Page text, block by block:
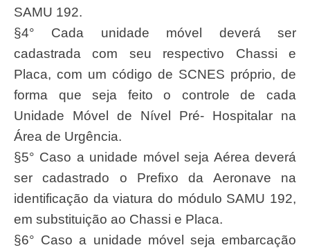
SAMU 192.
§4° Cada unidade móvel deverá ser
cadastrada com seu respectivo Chassi e
Placa, com um código de SCNES próprio, de
forma que seja feito o controle de cada
Unidade Móvel de Nível Pré- Hospitalar na
Área de Urgência.
§5° Caso a unidade móvel seja Aérea deverá
ser cadastrado o Prefixo da Aeronave na
identificação da viatura do módulo SAMU 192,
em substituição ao Chassi e Placa.
§6° Caso a unidade móvel seja embarcação